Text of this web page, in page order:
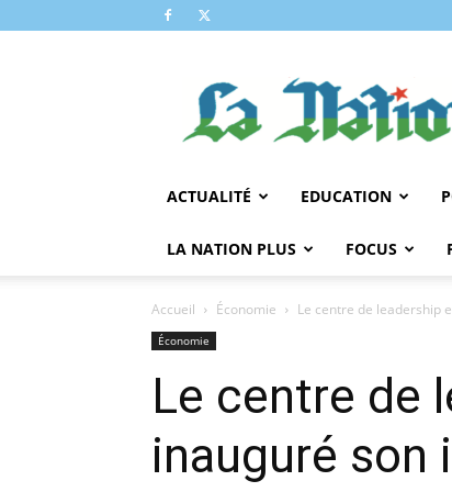
NATION
ACTUALITÉ EDUCATION
LA NATION PLUS FOCUS
Accueil Économie Le centre de leadership
Économie
Le centre de
inauguré son